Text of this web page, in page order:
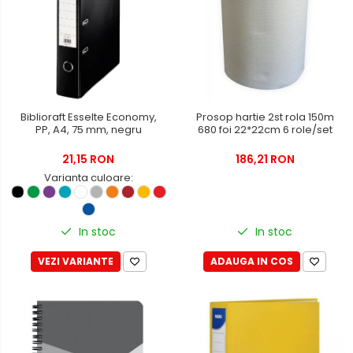
Casti de protectie
Antifoane
Ochelari de protectie si viziere
Masti de protectie respiratorie
Sepci, caciuli si esarfe
Pachete promotionale
Sosete de lucru
Diverse accesorii
Articole de unica folosinta
Copii - tricouri si hanorace
Comunicare si prezentare
Flipchart-uri
Ecrane Interactive
Biblioraft Esselte Economy,
PP, A4, 75 mm, negru
21,15 RON
Varianta culoare:
In stoc
VEZI VARIANTE
Prosop hartie 2st rola 150m
680 foi 22*22cm 6 role/set
186,21 RON
In stoc
ADAUGA IN COS